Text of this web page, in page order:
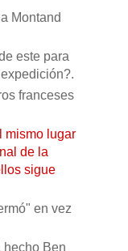
Montand
este para
franceses
mismo lugar
de la
sigue
en vez
hecho Ben